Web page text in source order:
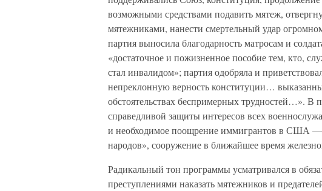
возможными средствами подавить мятеж,
мятежниками, нанести смертельный удар
партия выносила благодарность матросам и
«достаточное и пожизненное пособие тем, кто,
стал инвалидом»; партия одобряла и
непреклонную верность конституции…
обстоятельствах беспримерных трудностей…». В
справедливой защиты интересов всех
и необходимое поощрение иммигрантов в США
народов», сооружение в ближайшее время
Радикальный тон программы усматривался в
преступлениями наказать мятежников и